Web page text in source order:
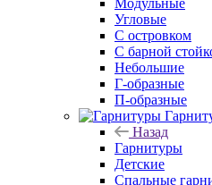
Модульные
Угловые
С островком
С барной
Небольшие
Г-образные
П-образные
Назад
Гарнитуры
Детские
Спальные